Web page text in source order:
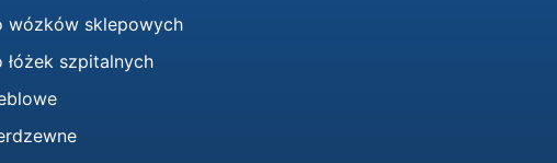
wózków sklepowych
łóżek szpitalnych